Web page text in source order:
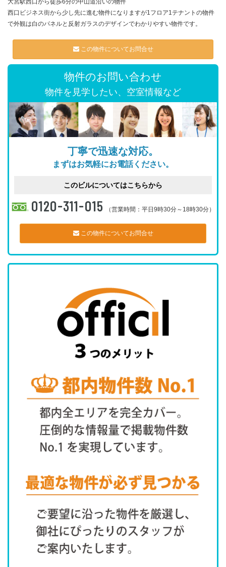
大宮駅西口から徒歩6分の中山道沿いの物件
西口ビジネス街から少し先に進む物件になりますが1フロア1テナントの物件
で外観は白のパネルと反射ガラスのデザインでわかりやすい物件です。
この物件についてお問合せ
物件のお問い合わせ
物件を見学したい、空室情報など
丁寧で迅速な対応。
まずはお気軽にお電話ください。
このビルについてはこちらから
0120-311-015 （営業時間：平日9時30分～18時30分）
この物件についてお問合せ